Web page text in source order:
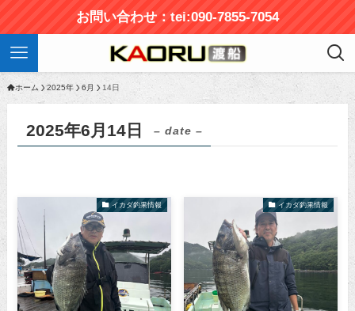
お問い合わせ：tei:090-7855-7054
ホーム 2025年 6月 14日
2025年6月14日 – date –
イカダ釣果情報 イカダ釣果情報